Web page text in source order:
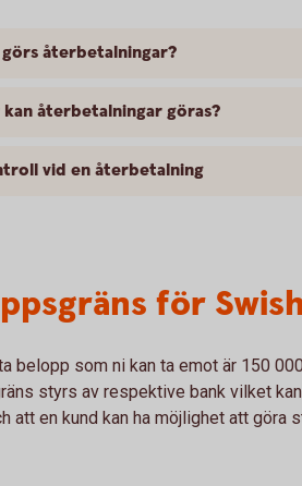
görs återbetalningar?
kan återbetalningar göras?
vid en återbetalning
för
belopp som ni kan ta emot är 150
styrs av respektive bank vilket
att en kund kan ha möjlighet att göra